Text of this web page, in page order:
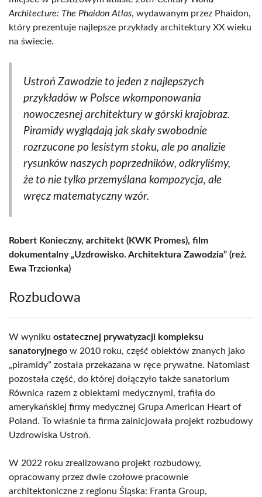
Architecture: The Phaidon Atlas, wydawanym przez Phaidon,
który prezentuje najlepsze przykłady architektury XX wieku
na świecie.
Ustroń Zawodzie to jeden z najlepszych
przykładów w Polsce wkomponowania
nowoczesnej architektury w górski krajobraz.
Piramidy wyglądają jak skały swobodnie
rozrzucone po lesistym stoku, ale po analizie
rysunków naszych poprzedników, odkryliśmy,
że to nie tylko przemyślana kompozycja, ale
wręcz matematyczny wzór.
Robert Konieczny, architekt (KWK Promes), film
dokumentalny „Uzdrowisko. Architektura Zawodzia” (reż.
Ewa Trzcionka)
Rozbudowa
W wyniku ostatecznej prywatyzacji kompleksu
sanatoryjnego w 2010 roku, część obiektów znanych jako
„piramidy” została przekazana w ręce prywatne. Natomiast
pozostała część, do której dołączyło także sanatorium
Równica razem z obiektami medycznymi, trafiła do
amerykańskiej firmy medycznej Grupa American Heart of
Poland. To właśnie ta firma zainicjowała projekt rozbudowy
Uzdrowiska Ustroń.
W 2022 roku zrealizowano projekt rozbudowy,
opracowany przez dwie czołowe pracownie
architektoniczne z regionu Śląska: Franta Group,